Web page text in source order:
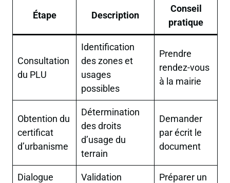
Étape Description
Conseil
pratique
Consultation
du PLU
Identification
des zones et
usages
possibles
Prendre
rendez-vous
à la mairie
Obtention du
certificat
d’urbanisme
Détermination
des droits
d’usage du
terrain
Demander
par écrit le
document
Dialogue
Validation
Préparer un